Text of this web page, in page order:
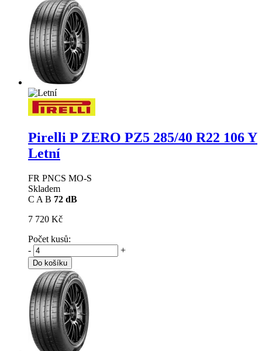
Pirelli P ZERO PZ5 285/40 R22 106 Y
Letní
FR PNCS MO-S
Skladem
C A B 72 dB
7 720 Kč
Počet kusů:
-
+
Do košíku